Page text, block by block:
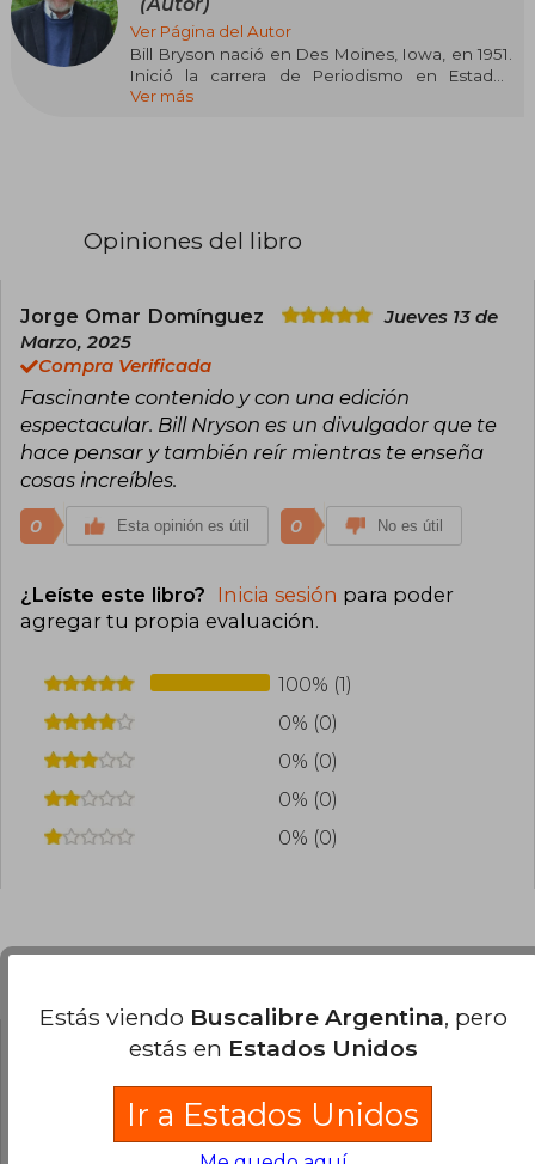
Ver Página del Autor
Bill Bryson nació en Des Moines, Iowa, en 1951.
Inició la carrera de Periodismo en Estados
Unidos, pero la interrumpió para viajar por
superventas, de Shakespeare, Una breve
Chico Centella, Un paseo por el bosque i 1927:
Un verano que cambió el mundo y En las
antípodas.
Ver más
Opiniones del libro
Jorge Omar Domínguez
Jueves 13 de
Marzo, 2025
Compra Verificada
Fascinante contenido y con una edición
espectacular. Bill Nryson es un divulgador que te
hace pensar y también reír mientras te enseña
cosas increíbles.
0 Esta opinión es útil 0 No es útil
¿Leíste este libro? Inicia sesión para poder
agregar tu propia evaluación.
100% (1)
0% (0)
0% (0)
0% (0)
0% (0)
Todos los libros de nuestro
catálogo son Originales.
Estás viendo Buscalibre Argentina, pero
estás en Estados Unidos
Ir a Estados Unidos